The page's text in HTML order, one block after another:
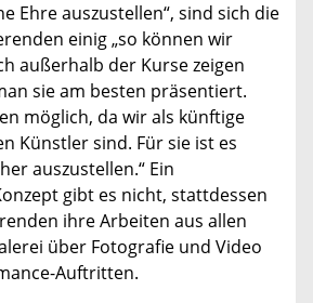
Ehre auszustellen“, sind sich die
einig „so können wir
außerhalb der Kurse zeigen
sie am besten präsentiert.
möglich, da wir als künftige
Künstler sind. Für sie ist es
auszustellen.“ Ein
gibt es nicht, stattdessen
ihre Arbeiten aus allen
über Fotografie und Video
Auftritten.